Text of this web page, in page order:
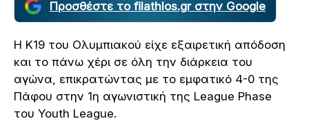
Προσθέστε το filathlos.gr στην Google
Η Κ19 του Ολυμπιακού είχε εξαιρετική απόδοση
και το πάνω χέρι σε όλη την διάρκεια του
αγώνα, επικρατώντας με το εμφατικό 4-0 της
Πάφου στην 1η αγωνιστική της League Phase
του Youth League.